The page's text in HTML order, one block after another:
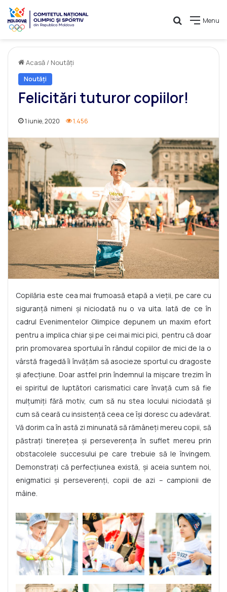
Menu
Caută
Acasă / Noutăți
Noutăți
Felicitări tuturor copiilor!
1 iunie, 2020 1.456
Copilăria este cea mai frumoasă etapă a vieții, pe care cu
siguranță nimeni și niciodată nu o va uita. Iată de ce în
cadrul Evenimentelor Olimpice depunem un maxim efort
pentru a implica chiar și pe cei mai mici pici, pentru că doar
prin promovarea sportului în rândul copiilor de mici de la o
vârstă fragedă îi învățăm să asocieze sportul cu dragoste
și afecțiune. Doar astfel prin îndemnul la mișcare trezim în
ei spiritul de luptători carismatici care învață cum să fie
mulțumiți fără motiv, cum să nu stea locului niciodată și
cum să ceară cu insistență ceea ce își doresc cu adevărat.
Vă dorim ca în astă zi minunată să rămâneți mereu copii, să
păstrați tinerețea și perseverența în suflet mereu prin
obstacolele succesului pe care trebuie să le învingem.
Demonstrați că perfecțiunea există, și aceia suntem noi,
enigmatici și perseverenți, copii de azi – campionii de
mâine.